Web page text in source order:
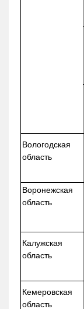
Вологодская
область
Воронежская
область
Калужская
область
Кемеровская
область